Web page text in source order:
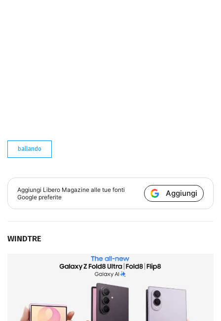
ballando
Aggiungi Libero Magazine alle tue fonti
Google preferite
Aggiungi
WINDTRE